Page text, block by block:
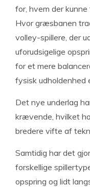
for, hvem der kunne
Hvor græsbanen
volley-spillere, der
uforudsigelige
for et mere
fysisk udholdenhed
Det nye underlag
krævende, hvilket
bredere vifte af
Samtidig har det
forskellige
opspring og lidt